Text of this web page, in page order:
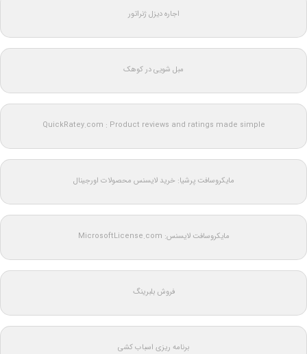
اجاره دیزل ژنراتور
مبل شویی در کوهک
QuickRatey.com : Product reviews and ratings made simple
مایکروسافت پرشیا: خرید لایسنس محصولات اورجینال
مایکروسافت لایسنس: MicrosoftLicense.com
فروش بلبرینگ
برنامه ریزی اسباب کشی